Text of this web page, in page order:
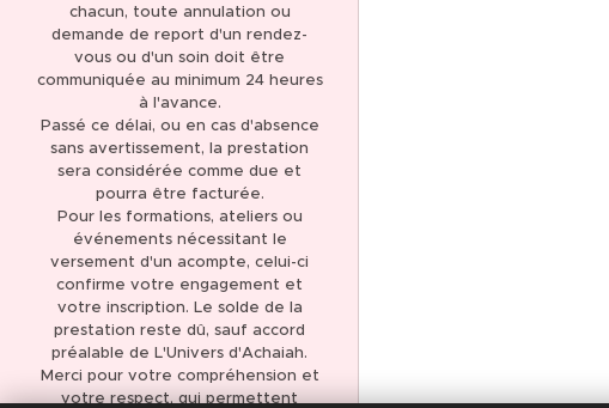
chacun, toute annulation ou
demande de report d'un rendez-
vous ou d'un soin doit être
communiquée au minimum 24 heures
à l'avance.
Passé ce délai, ou en cas d'absence
sans avertissement, la prestation
sera considérée comme due et
pourra être facturée.
Pour les formations, ateliers ou
événements nécessitant le
versement d'un acompte, celui-ci
confirme votre engagement et
votre inscription. Le solde de la
prestation reste dû, sauf accord
préalable de L'Univers d'Achaiah.
Merci pour votre compréhension et
votre respect, qui permettent